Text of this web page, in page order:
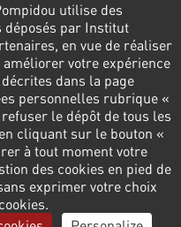
41 22
Links
utilise des
déposés par Institut
en vue de réaliser
votre expérience
dans la page
personnelles rubrique «
le dépôt de tous les
cliquant sur le bouton «
à tout moment votre
des cookies en pied de
exprimer votre choix